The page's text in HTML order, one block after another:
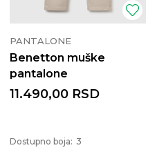
PANTALONE
Benetton muške
pantalone
11.490,00 RSD
Dostupno boja: 3